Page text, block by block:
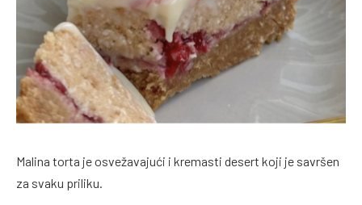
Malina torta je osvežavajući i kremasti desert koji je savršen
za svaku priliku.